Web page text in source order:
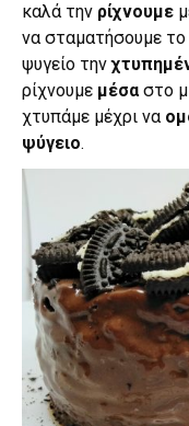
καλά την ρίχνουμε
να σταματήσουμε το
ψυγείο την
ρίχνουμε μέσαστο
χτυπάμε μέχρι να
ψύγειο.